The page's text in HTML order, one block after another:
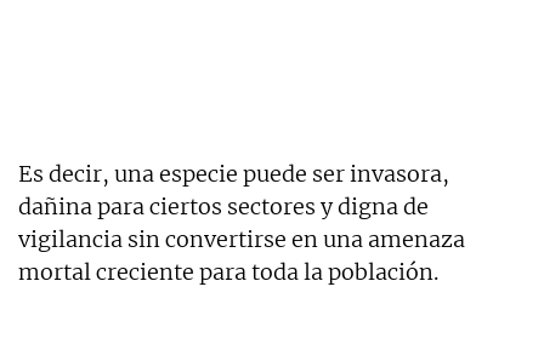
Es decir, una especie puede ser invasora,
dañina para ciertos sectores y digna de
vigilancia sin convertirse en una amenaza
mortal creciente para toda la población.